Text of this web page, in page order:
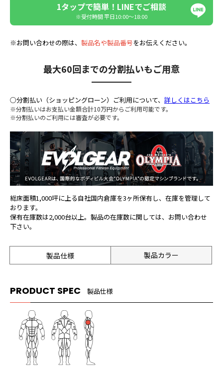
1タップで簡単！LINEでご相談
※受付時間 平日10:00〜18:00
※お問い合わせの際は、 製品名や製品番号をお伝えください。
最大60回までの分割払いもご用意
○分割払い（ショッピングローン）ご利用について、 詳しくはこちら
※分割払いはお支払い金額合計10万円からご利用可能です。
※分割払いのご利用には審査が必要です。
総床面積1,000坪に上る自社国内倉庫を3ヶ所保有し、在庫を管理して
おります。
保有在庫数は2,000台以上。製品の在庫数に関しては、お問い合わせ
下さい。
製品仕様 製品カラー
PRODUCT SPEC 製品仕様